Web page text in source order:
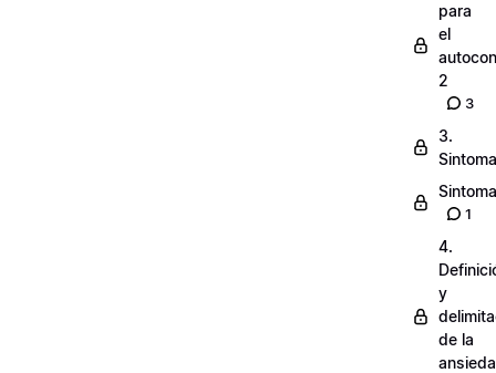
para
el
2
3
3.
1
4.
y
de la